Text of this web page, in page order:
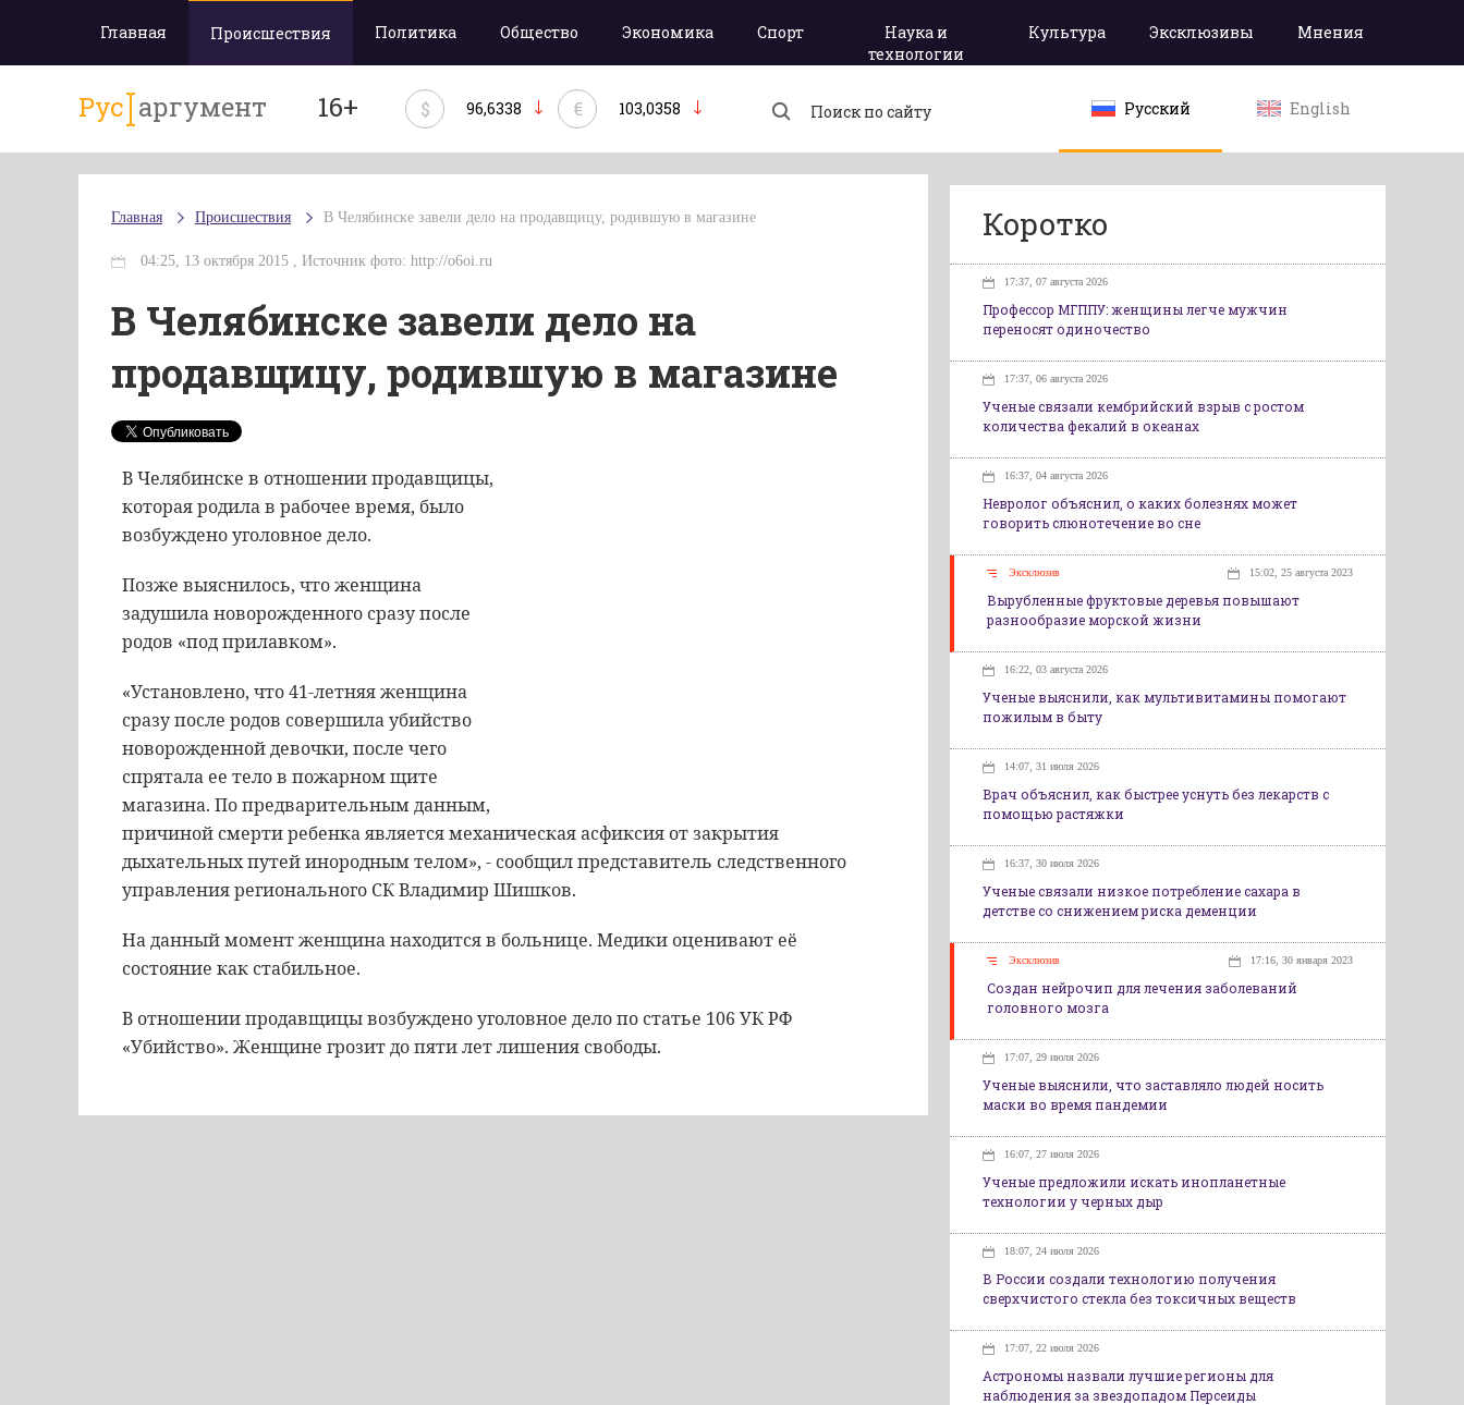
Главная Происшествия Политика Общество Экономика Спорт
Наука и
технологии
Культура Эксклюзивы Мнения
Рус аргумент 16+ $ 96,6338 € 103,0358 Русский English
Главная Происшествия В Челябинске завели дело на продавщицу, родившую в магазине
04:25, 13 октября 2015 , Источник фото: http://o6oi.ru
В Челябинске завели дело на
продавщицу, родившую в магазине
В Челябинске в отношении продавщицы,
которая родила в рабочее время, было
возбуждено уголовное дело.
Позже выяснилось, что женщина
задушила новорожденного сразу после
родов «под прилавком».
«Установлено, что 41-летняя женщина
сразу после родов совершила убийство
новорожденной девочки, после чего
спрятала ее тело в пожарном щите
магазина. По предварительным данным,
причиной смерти ребенка является механическая асфиксия от закрытия
дыхательных путей инородным телом», - сообщил представитель следственного
управления регионального СК Владимир Шишков.
На данный момент женщина находится в больнице. Медики оценивают её
состояние как стабильное.
В отношении продавщицы возбуждено уголовное дело по статье 106 УК РФ
«Убийство». Женщине грозит до пяти лет лишения свободы.
Коротко
17:37, 07 августа 2026
Профессор МГППУ: женщины легче мужчин
переносят одиночество
17:37, 06 августа 2026
Ученые связали кембрийский взрыв с ростом
количества фекалий в океанах
16:37, 04 августа 2026
Невролог объяснил, о каких болезнях может
говорить слюнотечение во сне
Эксклюзив 15:02, 25 августа 2023
Вырубленные фруктовые деревья повышают
разнообразие морской жизни
16:22, 03 августа 2026
Ученые выяснили, как мультивитамины помогают
пожилым в быту
14:07, 31 июля 2026
Врач объяснил, как быстрее уснуть без лекарств с
помощью растяжки
16:37, 30 июля 2026
Ученые связали низкое потребление сахара в
детстве со снижением риска деменции
Эксклюзив 17:16, 30 января 2023
Создан нейрочип для лечения заболеваний
головного мозга
17:07, 29 июля 2026
Ученые выяснили, что заставляло людей носить
маски во время пандемии
16:07, 27 июля 2026
Ученые предложили искать инопланетные
технологии у черных дыр
18:07, 24 июля 2026
В России создали технологию получения
сверхчистого стекла без токсичных веществ
17:07, 22 июля 2026
Астрономы назвали лучшие регионы для
наблюдения за звездопадом Персеиды